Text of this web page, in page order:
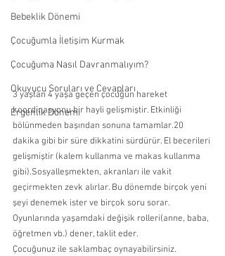
Bebeklik Dönemi
Çocuğumla İletişim Kurmak
Çocuğuma Nasıl Davranmalıyım?
Okuyucu Soruları ve Cevapları
Ergenlik Dönemi
3 yaştan 4 yaşa geçen çocuğun hareket
koordinasyonu bir hayli gelişmiştir. Etkinliği
bölünmeden başından sonuna tamamlar.20
dakika gibi bir süre dikkatini sürdürür. El becerileri
gelişmiştir (kalem kullanma ve makas kullanma
gibi).Sosyalleşmekten, akranları ile vakit
geçirmekten zevk alırlar. Bu dönemde birçok yeni
şeyi denemek ister ve birçok soru sorar.
Oyunlarında yaşamdaki değişik rolleri(anne, baba,
öğretmen vb.) dener, taklit eder.
Çocuğunuz ile saklambaç oynayabilirsiniz.